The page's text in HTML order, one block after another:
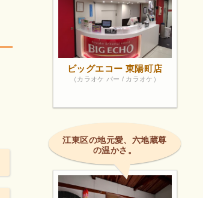
ビッグエコー 東陽町店
（カラオケ バー / カラオケ）
江東区の地元愛、六地蔵尊
の温かさ。